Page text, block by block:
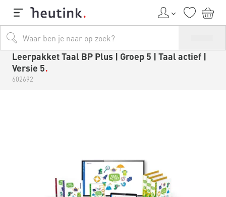
Leerpakket Taal BP Plus | Groep 5 | Taal actief |
Versie 5
602692